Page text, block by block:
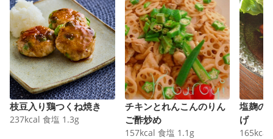
枝豆入り鶏つくね焼き
237kcal 食塩 1.3g
チキンとれんこんのりん
ご酢炒め
157kcal 食塩 1.1 g
塩麹の
げ
165kcal